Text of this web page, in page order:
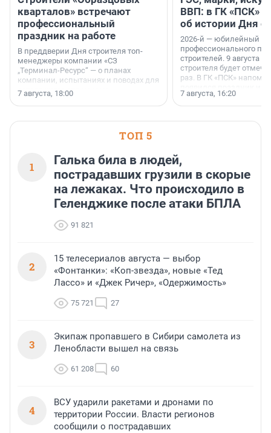
кварталов» встречают
профессиональный
праздник на работе
В преддверии Дня строителя топ-
менеджеры компании «СЗ
„Терминал-Ресурс“ — о планах
компании, испытаниях и поводах для
осторожного оптимизма.
7 августа, 18:00
ВВП: в ГК «ПСК»
об истории Дня
2026-й — юбилейный
профессионального
строителей. 9 августа
строителя будет
раз. В ГК «ПСК»
поменялась роль
7 августа, 16:20
ТОП 5
1
Галька била в людей,
пострадавших грузили в скорые
на лежаках. Что происходило в
Геленджике после атаки БПЛА
91 821
2
15 телесериалов августа — выбор
«Фонтанки»: «Коп-звезда», новые «Тед
Лассо» и «Джек Ричер», «Одержимость»
75 721 27
3
Экипаж пропавшего в Сибири самолета из
Ленобласти вышел на связь
61 208 60
4
ВСУ ударили ракетами и дронами по
территории России. Власти регионов
сообщили о пострадавших